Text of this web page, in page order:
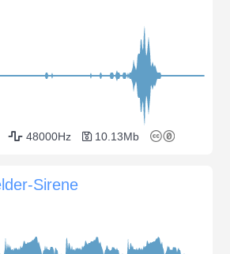
48000Hz 10.13Mb
Sirene